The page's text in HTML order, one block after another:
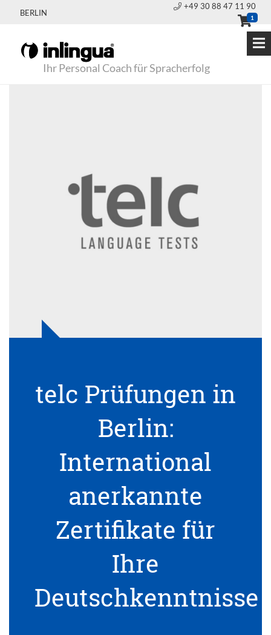
BERLIN
+49 30 88 47 11 90
1
Ihr Personal Coach für Spracherfolg
telc Prüfungen in
Berlin:
International
anerkannte
Zertifikate für
Ihre
Deutschkenntnisse